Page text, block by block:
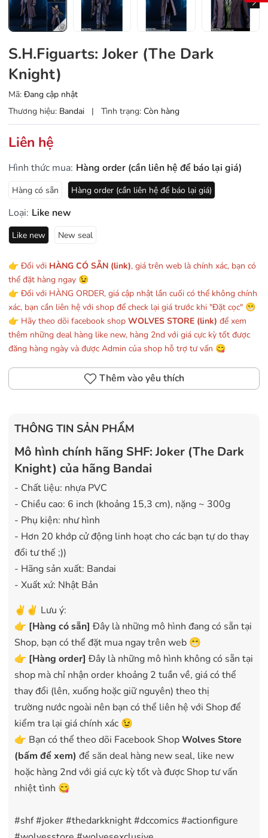
S.H.Figuarts: Joker (The Dark
Knight)
Mã: Đang cập nhật
Thương hiệu: Bandai | Tình trạng: Còn hàng
Liên hệ
Hình thức mua: Hàng order (cần liên hệ để báo lại giá)
Hàng có sẵn Hàng order (cần liên hệ để báo lại giá)
Loại: Like new
Like new New seal
👉 Đối với HÀNG CÓ SẴN (link), giá trên web là chính xác, bạn có
thể đặt hàng ngay 😉
👉 Đối với HÀNG ORDER, giá cập nhật lần cuối có thể không chính
xác, bạn cần liên hệ với shop để check lại giá trước khi "Đặt cọc" 😁
👉 Hãy theo dõi facebook shop WOLVES STORE (link) để xem
thêm những deal hàng like new, hàng 2nd với giá cực kỳ tốt được
đăng hàng ngày và được Admin của shop hỗ trợ tư vấn 😋
Thêm vào yêu thích
THÔNG TIN SẢN PHẨM
Mô hình chính hãng SHF: Joker (The Dark
Knight) của hãng Bandai
- Chất liệu: nhựa PVC
- Chiều cao: 6 inch (khoảng 15,3 cm), nặng ~ 300g
- Phụ kiện: như hình
- Hơn 20 khớp cử động linh hoạt cho các bạn tự do thay
đổi tư thế ;))
- Hãng sản xuất: Bandai
- Xuất xứ: Nhật Bản
✌️✌️ Lưu ý:
👉 [Hàng có sẵn] Đây là những mô hình đang có sẵn tại
Shop, bạn có thể đặt mua ngay trên web 😁
👉 [Hàng order] Đây là những mô hình không có sẵn tại
shop mà chỉ nhận order khoảng 2 tuần về, giá có thể
thay đổi (lên, xuống hoặc giữ nguyên) theo thị
trường nước ngoài nên bạn có thể liên hệ với Shop để
kiểm tra lại giá chính xác 😉
👉 Bạn có thể theo dõi Facebook ShopWolves Store
(bấm để xem) để săn deal hàng new seal, like new
hoặc hàng 2nd với giá cực kỳ tốt và được Shop tư vấn
nhiệt tình 😋
#shf #joker #thedarkknight #dccomics #actionfigure